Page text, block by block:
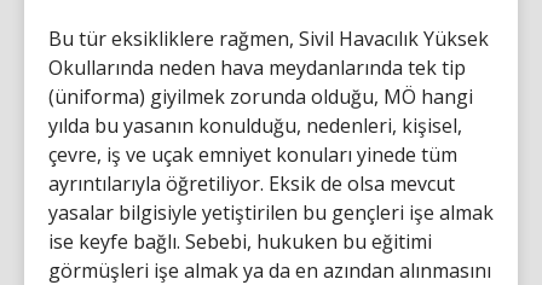
Bu tür eksikliklere rağmen, Sivil Havacılık Yüksek
Okullarında neden hava meydanlarında tek tip
(üniforma) giyilmek zorunda olduğu, MÖ hangi
yılda bu yasanın konulduğu, nedenleri, kişisel,
çevre, iş ve uçak emniyet konuları yinede tüm
ayrıntılarıyla öğretiliyor. Eksik de olsa mevcut
yasalar bilgisiyle yetiştirilen bu gençleri işe almak
ise keyfe bağlı. Sebebi, hukuken bu eğitimi
görmüşleri işe almak ya da en azından alınmasını